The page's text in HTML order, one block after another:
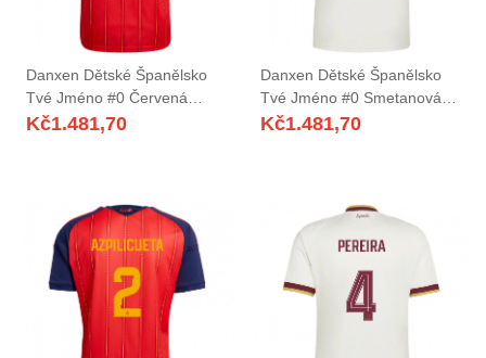
Danxen Dětské Španělsko
Tvé Jméno #0 Červená
Námořnická Žlutá Domů
Kč1.481,70
Danxen Dětské Španělsko
Tvé Jméno #0 Smetanová
Vínová Daleko Hráčské
Kč1.481,70